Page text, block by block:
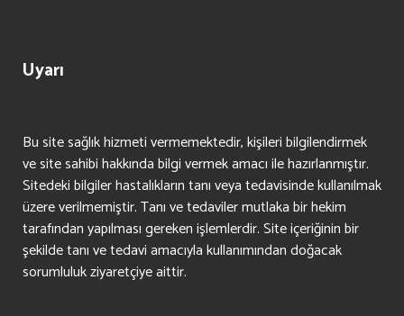
Uyarı
Bu site sağlık hizmeti vermemektedir, kişileri bilgilendirmek
ve site sahibi hakkında bilgi vermek amacı ile hazırlanmıştır.
Sitedeki bilgiler hastalıkların tanı veya tedavisinde kullanılmak
üzere verilmemiştir. Tanı ve tedaviler mutlaka bir hekim
tarafından yapılması gereken işlemlerdir. Site içeriğinin bir
şekilde tanı ve tedavi amacıyla kullanımından doğacak
sorumluluk ziyaretçiye aittir.